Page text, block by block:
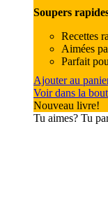
Soupers
Recettes
Aimées
Parfait
Ajouter au
Voir dans la
Nouveau livre!
Tu aimes? Tu